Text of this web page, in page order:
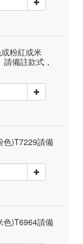
粉紅或米
備註款式，
色)T7229請備
色)T6964請備